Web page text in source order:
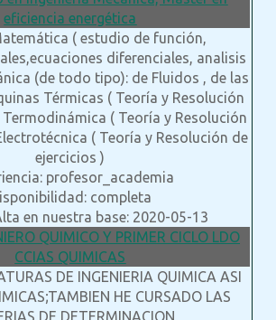
eficiencia energética
( estudio de función,
diferenciales, analisis
(de todo tipo): de Fluidos , de las
Térmicas ( Teoría y Resolución
( Teoría y Resolución
( Teoría y Resolución de
ejercicios )
profesor_academia
completa
en nuestra base: 2020-05-13
QUIMICO Y PRIMER CICLO LDO
CCIAS QUIMICAS
DE INGENIERIA QUIMICA ASI
HE CURSADO LAS
DE DETERMINACION